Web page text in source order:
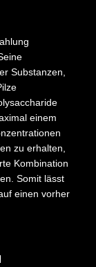
Substanzen,
einem
zu erhalten,
Kombination
Somit lässt
einen vorher